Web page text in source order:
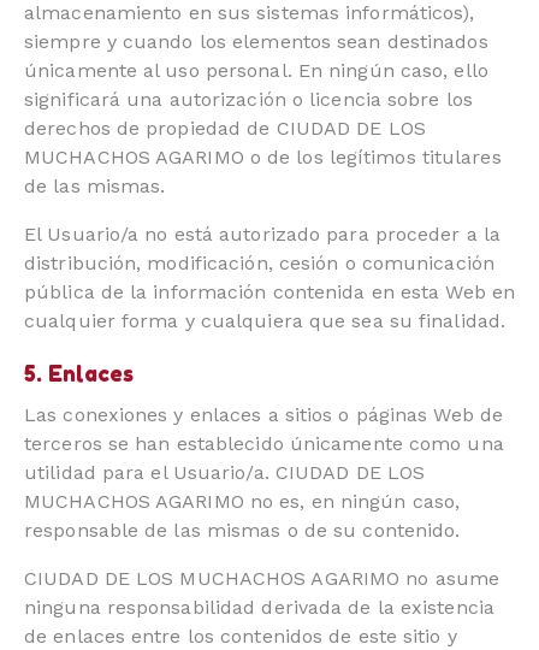
almacenamiento en sus sistemas informáticos),
siempre y cuando los elementos sean destinados
únicamente al uso personal. En ningún caso, ello
significará una autorización o licencia sobre los
derechos de propiedad de CIUDAD DE LOS
MUCHACHOS AGARIMO o de los legítimos titulares
de las mismas.
El Usuario/a no está autorizado para proceder a la
distribución, modificación, cesión o comunicación
pública de la información contenida en esta Web en
cualquier forma y cualquiera que sea su finalidad.
5. Enlaces
Las conexiones y enlaces a sitios o páginas Web de
terceros se han establecido únicamente como una
utilidad para el Usuario/a. CIUDAD DE LOS
MUCHACHOS AGARIMO no es, en ningún caso,
responsable de las mismas o de su contenido.
CIUDAD DE LOS MUCHACHOS AGARIMO no asume
ninguna responsabilidad derivada de la existencia
de enlaces entre los contenidos de este sitio y